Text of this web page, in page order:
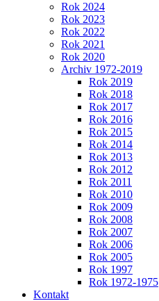
Rok 2024
Rok 2023
Rok 2022
Rok 2021
Rok 2020
Archiv 1972-2019
Rok 2019
Rok 2018
Rok 2017
Rok 2016
Rok 2015
Rok 2014
Rok 2013
Rok 2012
Rok 2011
Rok 2010
Rok 2009
Rok 2008
Rok 2007
Rok 2006
Rok 2005
Rok 1997
Rok 1972-1975
Kontakt